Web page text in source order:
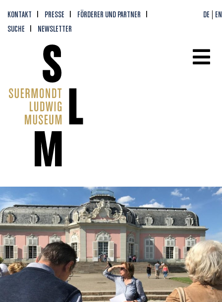
KONTAKT PRESSE
FÖRDERER UND PARTNER
SUCHE
NEWSLETTER
DE EN